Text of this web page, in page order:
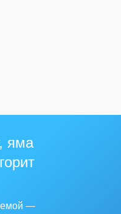
яма
—